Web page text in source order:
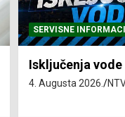
SERVISNE
Isključenja
4. Augusta 2026.